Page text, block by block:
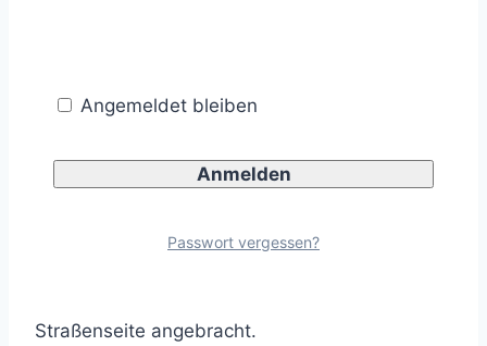
rechten und linken Straßenseite aufgestellt
werden. Eingeschränkte Haltverbote ohne Pfeil
Straßenseite angebracht.
Angemeldet bleiben
Passwort vergessen?